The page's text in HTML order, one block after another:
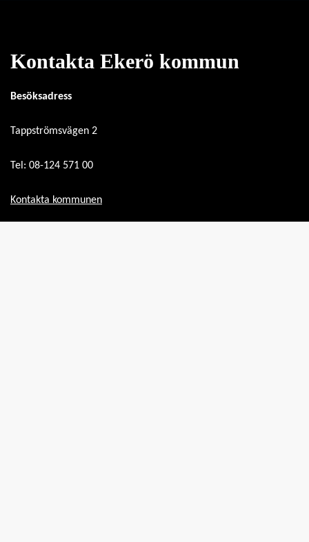
Kontakta Ekerö kommun
Besöksadress
Tappströmsvägen 2
Tel: 08-124 571 00
Kontakta kommunen